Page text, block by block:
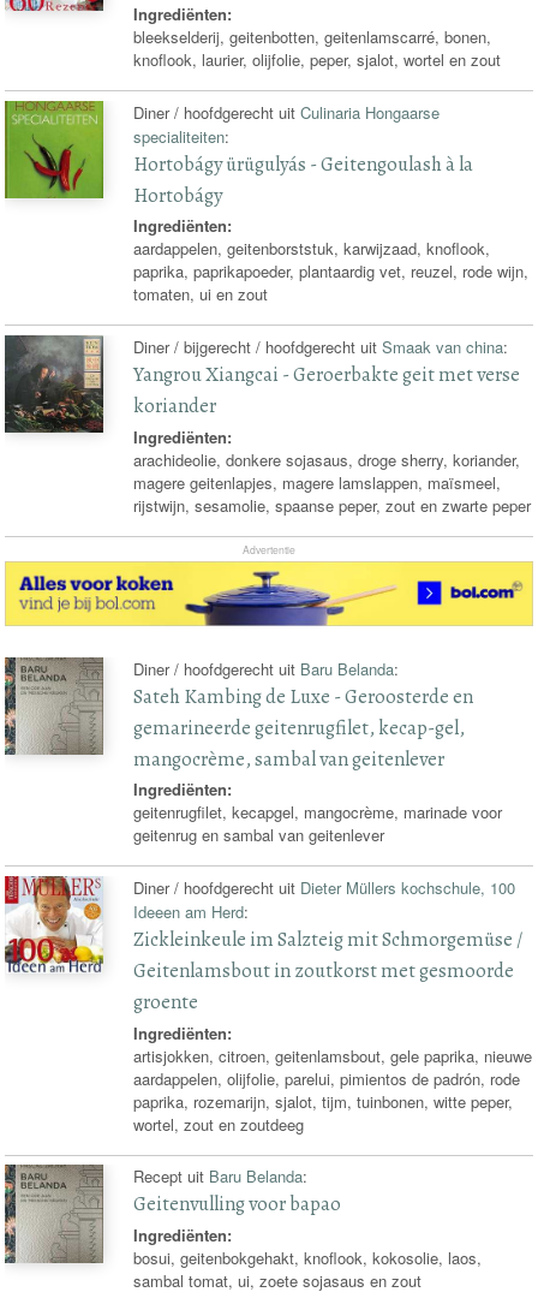
Ingrediënten:
bleekselderij, geitenbotten, geitenlamscarré, bonen,
knoflook, laurier, olijfolie, peper, sjalot, wortel en zout
Diner / hoofdgerecht uitCulinaria Hongaarse
specialiteiten:
Hortobágy ürügulyás - Geitengoulash à la
Hortobágy
Ingrediënten:
aardappelen, geitenborststuk, karwijzaad, knoflook,
paprika, paprikapoeder, plantaardig vet, reuzel, rode wijn,
tomaten, ui en zout
Diner / bijgerecht / hoofdgerecht uitSmaak van china:
Yangrou Xiangcai - Geroerbakte geit met verse
koriander
Ingrediënten:
arachideolie, donkere sojasaus, droge sherry, koriander,
magere geitenlapjes, magere lamslappen, maïsmeel,
rijstwijn, sesamolie, spaanse peper, zout en zwarte peper
Advertentie
Diner / hoofdgerecht uit Baru Belanda:
Sateh Kambing de Luxe - Geroosterde en
gemarineerde geitenrugfilet, kecap-gel,
mangocrème, sambal van geitenlever
Ingrediënten:
geitenrugfilet, kecapgel, mangocrème, marinade voor
geitenrug en sambal van geitenlever
Diner / hoofdgerecht uit Dieter Müllers kochschule, 100
Ideeen am Herd:
Zickleinkeule im Salzteig mit Schmorgemüse /
Geitenlamsbout in zoutkorst met gesmoorde
groente
Ingrediënten:
artisjokken, citroen, geitenlamsbout, gele paprika, nieuwe
aardappelen, olijfolie, parelui, pimientos de padrón, rode
paprika, rozemarijn, sjalot, tijm, tuinbonen, witte peper,
wortel, zout en zoutdeeg
Recept uit Baru Belanda:
Geitenvulling voor bapao
Ingrediënten:
bosui, geitenbokgehakt, knoflook, kokosolie, laos,
sambal tomat, ui, zoete sojasaus en zout